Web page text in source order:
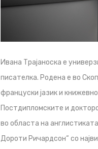
Ивана Трајаноска е
писателка. Родена е во
француски јазик и
Постдипломските и
во областа на
Дороти Ричардсон“ со